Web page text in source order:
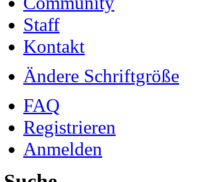
Staff
Kontakt
Ändere Schriftgröße
FAQ
Registrieren
Anmelden